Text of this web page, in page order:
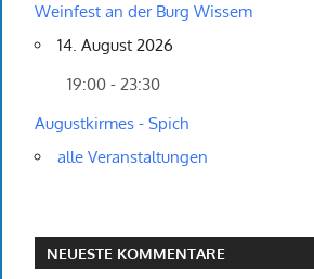
Weinfest an der Burg Wissem
14. August 2026
19:00 - 23:30
Augustkirmes - Spich
alle Veranstaltungen
NEUESTE KOMMENTARE